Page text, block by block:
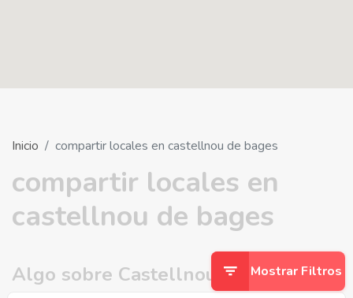
Inicio compartir locales en castellnou de bages
compartir locales en
castellnou de bages
Mostrar Filtros
Algo sobre Castellnou de Bages